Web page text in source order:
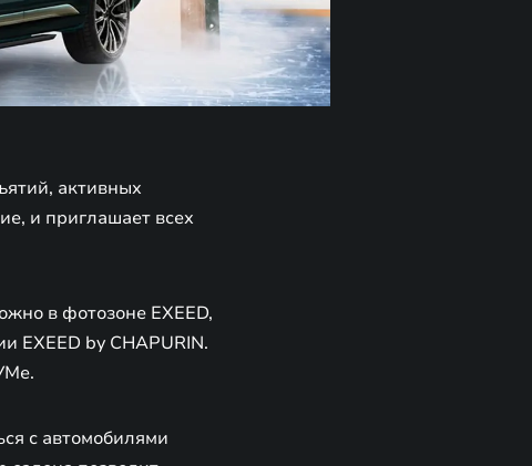
активных
и приглашает всех
в фотозоне EXEED,
EXEED by CHAPURIN.
с автомобилями